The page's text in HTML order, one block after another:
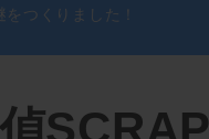
つくりました！
SCRAP